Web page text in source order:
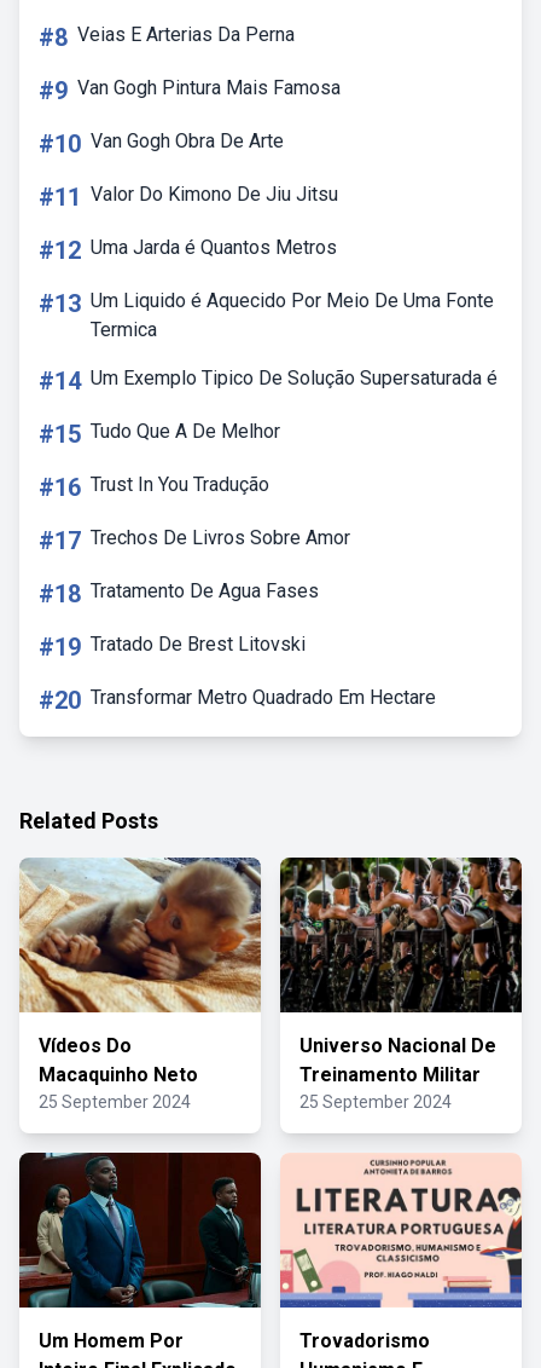
#8 Veias E Arterias Da Perna
#9 Van Gogh Pintura Mais Famosa
#10 Van Gogh Obra De Arte
#11 Valor Do Kimono De Jiu Jitsu
#12 Uma Jarda é Quantos Metros
#13 Um Liquido é Aquecido Por Meio De Uma Fonte
Termica
#14 Um Exemplo Tipico De Solução Supersaturada é
#15 Tudo Que A De Melhor
#16 Trust In You Tradução
#17 Trechos De Livros Sobre Amor
#18 Tratamento De Agua Fases
#19 Tratado De Brest Litovski
#20 Transformar Metro Quadrado Em Hectare
Related Posts
Vídeos Do
Macaquinho Neto
25 September 2024
Universo Nacional De
Treinamento Militar
25 September 2024
Um Homem Por
Trovadorismo